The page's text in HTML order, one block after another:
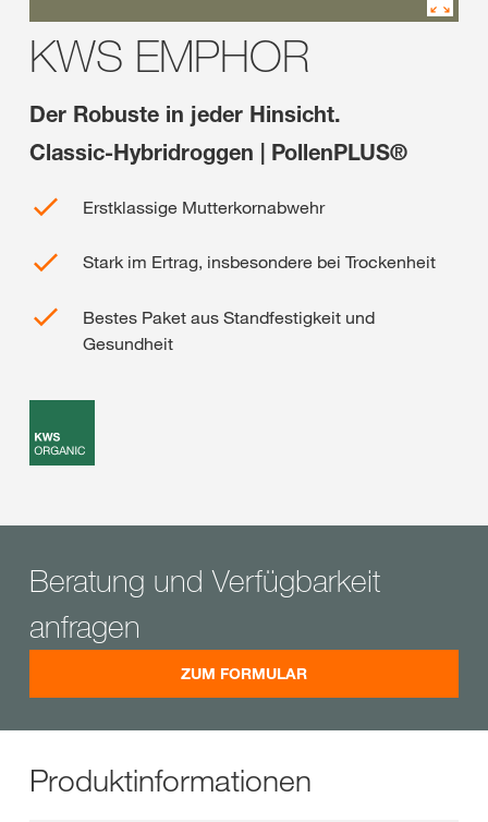
KWS EMPHOR
Der Robuste in jeder Hinsicht.
Classic-Hybridroggen | PollenPLUS®
Erstklassige Mutterkornabwehr
Stark im Ertrag, insbesondere bei Trockenheit
Bestes Paket aus Standfestigkeit und
Gesundheit
Beratung und Verfügbarkeit
anfragen
ZUM FORMULAR
Produktinformationen